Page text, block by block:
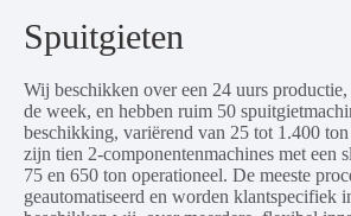
Spuitgieten
Wij beschikken over een 24 uurs
de week, en hebben ruim 50
beschikking, variërend van 25 tot 1.400
zijn tien 2-componentenmachines met een
75 en 650 ton operationeel. De meeste
geautomatiseerd en worden klantspecifiek